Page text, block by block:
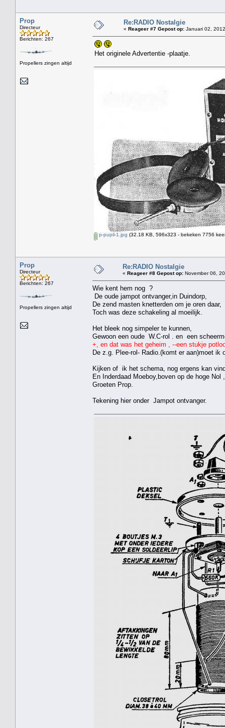
Prop
Directeur
Berichten: 267
Propellers zingen altijd
Re:RADIO Nostalgie
« Reageer #7 Gepost op: Januari 02,
Het originele Advertentie -plaatje.
p-pupil-1.jpg (32.18 KB, 596x323 - bekeken 7756
Prop
Directeur
Berichten: 267
Propellers zingen altijd
Re:RADIO Nostalgie
« Reageer #8 Gepost op: November 06,
Wie kent hem nog ?
De oude jampot ontvanger,in Duindorp,
De zend masten knetterden om je oren daar,
Toch was deze schakeling al moeilijk.
Het bleek nog simpeler te kunnen,
Gewoon een oude W.C-rol . en een
+, en dat was het geheim , --een stukje
De z.g. Plee-rol- Radio.(komt er aan)moet ik
Kijken of ik het schema, nog ergens kan
En Inderdaad Moeboy,boven op de hoge
Groeten Prop.
Tekening hier onder Jampot ontvanger.